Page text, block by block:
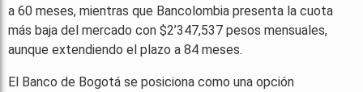
a 60 meses, mientras que Bancolombia presenta la cuota
más baja del mercado con $2’347,537 pesos mensuales,
aunque extendiendo el plazo a 84 meses.
El Banco de Bogotá se posiciona como una opción